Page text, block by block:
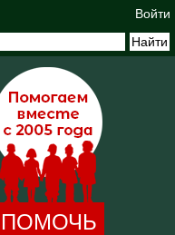
Войти
ПОМОЧЬ